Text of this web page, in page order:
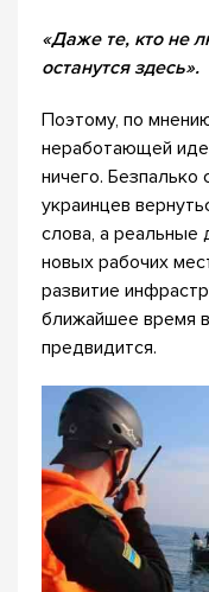
«Даже те, кто не
останутся здесь».
Поэтому, по
неработающей
ничего. Безпалько
украинцев
слова, а реальные
новых рабочих
развитие
ближайшее время
предвидится.